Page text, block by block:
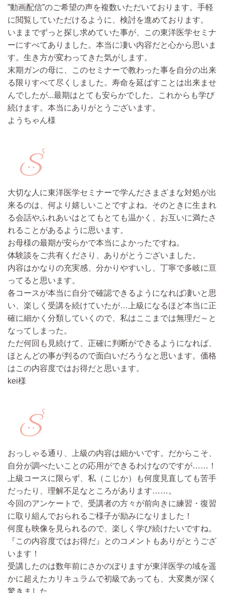
”動画配信”のご希望の声を複数いただいております。手軽
に閲覧していただけるように、検討を進めております。
いままでずっと探し求めていた事が、この東洋医学セミナ
ーにすべてありました。 本当に凄い内容だと心から思いま
す。生き方が変わってきた気がします。
末期ガンの母に、このセミナーで教わった事を自分の出来
る限りすべて尽くしました。 寿命を延ばすことは出来ませ
んでしたが...最期はとても安らかでした。これからも学び
続けます。本当にありがとうございます。
ようちゃん様
大切な人に東洋医学セミナーで学んださまざまな対処が出
来るのは、何より嬉しいことですよね。そのときに生まれ
る会話やふれあいはとてもとても温かく、お互いに満たさ
れることがあるように思います。
お母様の最期が安らかで本当によかったですね。
体験談をご共有くださり、ありがとうございました。
内容はかなりの充実感、分かりやすいし、丁寧で多岐に亘
ってると思います。
各コースが本当に自分で確認できるようになれば凄いと思
い、楽しく受講を続けていたが…上級になるほど本当に正
確に細かく分類していくので、私はここまでは無理だ～と
なってしまった。
ただ何回も見続けて、正確に判断ができるようになれば、
ほとんどの事が判るので面白いだろうなと思います。 価格
はこの内容度ではお得だと思います。
kei様
おっしゃる通り、上級の内容は細かいです。だからこそ、
自分が調べたいことの応用ができるわけなのですが……！
上級コースに限らず、私（こじか）も何度見直しても苦手
だったり、理解不足なところがあります……。
今回のアンケートで、受講者の方々が前向きに練習・復習
に取り組んでおられるご様子が励みになりました！
何度も映像を見られるので、楽しく学び続けたいですね。
『この内容度ではお得だ』とのコメントもありがとうござ
います！
受講したのは数年前にさかのぼりますが東洋医学の域を遥
かに超えたカリキュラムで初級であっても、大変奥が深く
驚きました。